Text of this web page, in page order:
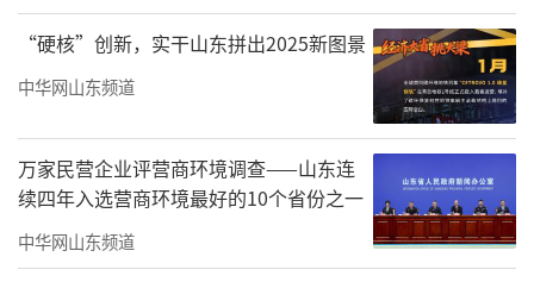
等阵地，常态化开展家教家风宣讲、亲子互动
等特色活动，持续传播优秀家教理念，以良好
家风涵养淳朴民风，不断推动辖区精神文明建
设走深走实，让文明家风浸润千家万户。
责任编辑：寿鹏瑶
“硬核”创新，实干山东拼出2025新图景
中华网山东频道
万家民营企业评营商环境调查——山东连
续四年入选营商环境最好的10个省份之一
中华网山东频道